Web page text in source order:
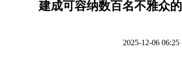
建成可容纳数百名不雅众
2025-12-06 06:25